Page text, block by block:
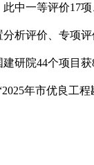
中一等评价17
分析评价、专项
研院44个项目获
年市优良工